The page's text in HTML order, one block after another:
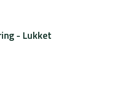
- Lukket